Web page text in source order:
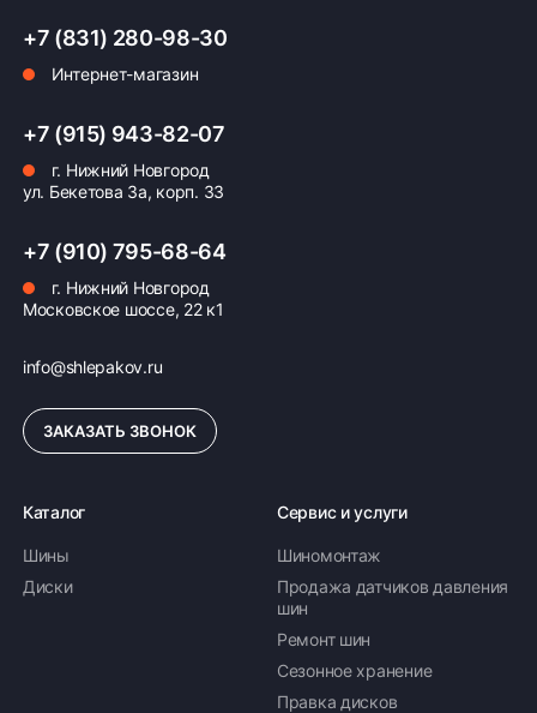
Возможна картой, наличными при получении,
также доступно оформление кредита и
формирование счёта для Юр.Лица
ПОДРОБНЕЕ ОБ ОПЛАТЕ
+7 (831) 280-98-30
Интернет-магазин
+7 (915) 943-82-07
г. Нижний Новгород
ул. Бекетова 3а, корп. 33
+7 (910) 795-68-64
г. Нижний Новгород
Московское шоссе, 22 к1
info@shlepakov.ru
ЗАКАЗАТЬ ЗВОНОК
Каталог
Шины
Диски
Сервис и услуги
Шиномонтаж
Продажа датчиков давления
шин
Ремонт шин
Сезонное хранение
Правка дисков